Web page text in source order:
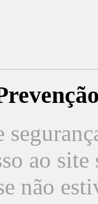
ao
não